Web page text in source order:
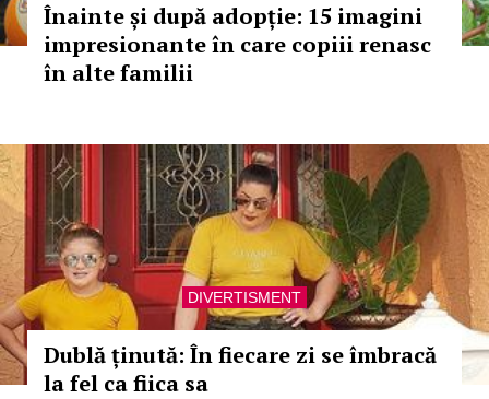
Înainte și după adopție: 15 imagini
impresionante în care copiii renasc
în alte familii
DIVERTISMENT
Dublă ținută: În fiecare zi se îmbracă
la fel ca fiica sa